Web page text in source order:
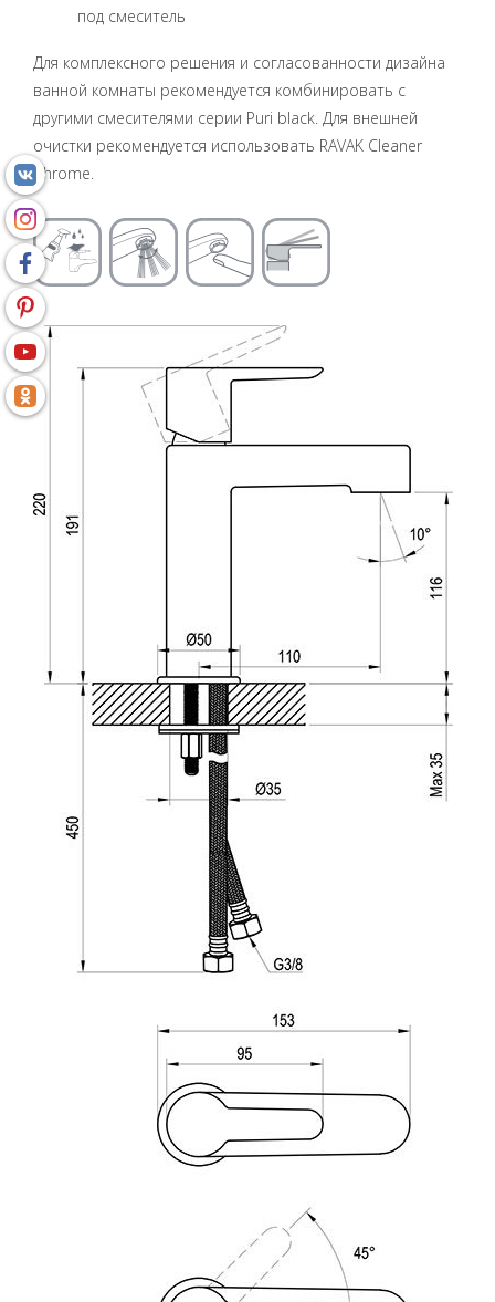
под смеситель
Для комплексного решения и согласованности дизайна
ванной комнаты рекомендуется комбинировать с
другими смесителями серии Puri black. Для внешней
очистки рекомендуется использовать RAVAK Cleaner
Chrome.